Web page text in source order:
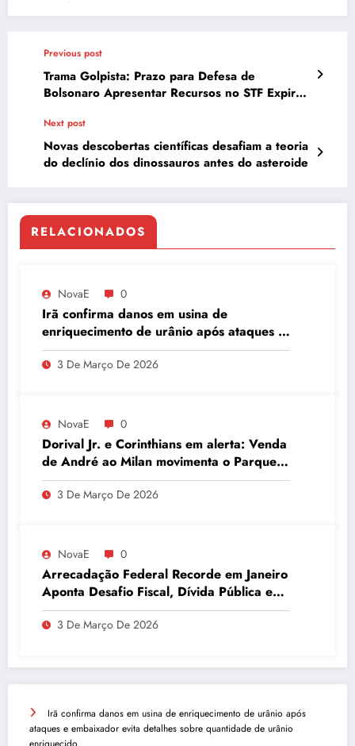
Previous post
Trama Golpista: Prazo para Defesa de
Bolsonaro Apresentar Recursos no STF Expira
Next post
Novas descobertas científicas desafiam a teoria
do declínio dos dinossauros antes do asteroide
RELACIONADOS
NovaE 0
Irã confirma danos em usina de
enriquecimento de urânio após ataques e
embaixador evita detalhes sobre
quantidade de urânio enriquecido
3 De Março De 2026
NovaE 0
Dorival Jr. e Corinthians em alerta: Venda
de André ao Milan movimenta o Parque
São Jorge
3 De Março De 2026
NovaE 0
Arrecadação Federal Recorde em Janeiro
Aponta Desafio Fiscal, Dívida Pública e
Inadimplência no Agro
3 De Março De 2026
Irã confirma danos em usina de enriquecimento de urânio após
ataques e embaixador evita detalhes sobre quantidade de urânio